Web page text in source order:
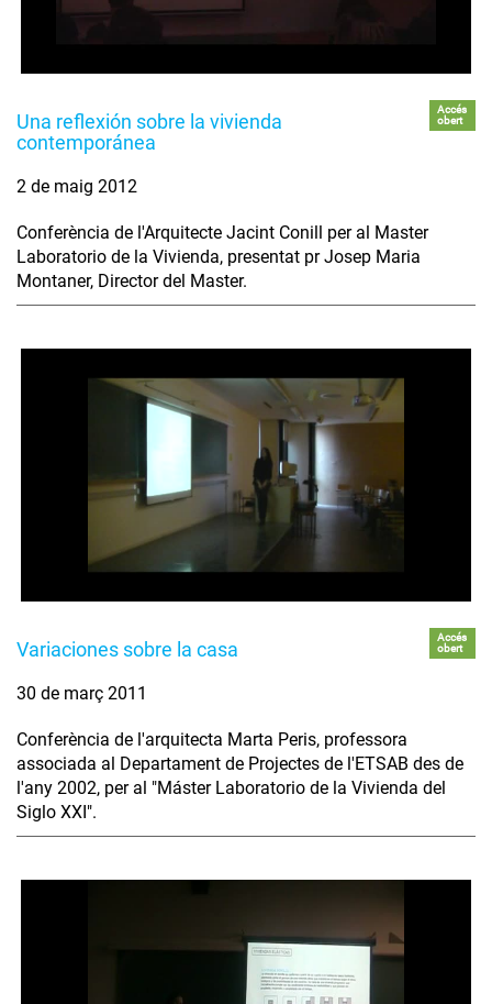
Una reflexión sobre la vivienda
contemporánea
Accés
obert
2 de maig 2012
Conferència de l'Arquitecte Jacint Conill per al Master
Laboratorio de la Vivienda, presentat pr Josep Maria
Montaner, Director del Master.
Variaciones sobre la casa
Accés
obert
30 de març 2011
Conferència de l'arquitecta Marta Peris, professora
associada al Departament de Projectes de l'ETSAB des de
l'any 2002, per al "Máster Laboratorio de la Vivienda del
Siglo XXI".